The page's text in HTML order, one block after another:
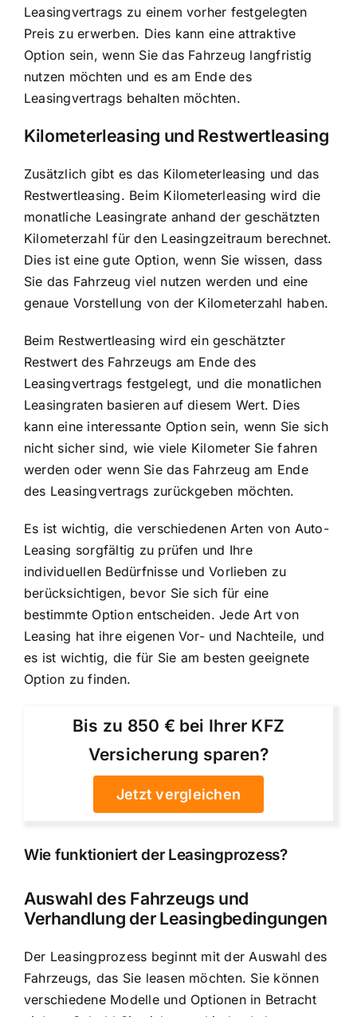
Leasingvertrags zu einem vorher festgelegten
Preis zu erwerben. Dies kann eine attraktive
Option sein, wenn Sie das Fahrzeug langfristig
nutzen möchten und es am Ende des
Leasingvertrags behalten möchten.
Kilometerleasing und Restwertleasing
Zusätzlich gibt es das Kilometerleasing und das
Restwertleasing. Beim Kilometerleasing wird die
monatliche Leasingrate anhand der geschätzten
Kilometerzahl für den Leasingzeitraum berechnet.
Dies ist eine gute Option, wenn Sie wissen, dass
Sie das Fahrzeug viel nutzen werden und eine
genaue Vorstellung von der Kilometerzahl haben.
Beim Restwertleasing wird ein geschätzter
Restwert des Fahrzeugs am Ende des
Leasingvertrags festgelegt, und die monatlichen
Leasingraten basieren auf diesem Wert. Dies
kann eine interessante Option sein, wenn Sie sich
nicht sicher sind, wie viele Kilometer Sie fahren
werden oder wenn Sie das Fahrzeug am Ende
des Leasingvertrags zurückgeben möchten.
Es ist wichtig, die verschiedenen Arten von Auto-
Leasing sorgfältig zu prüfen und Ihre
individuellen Bedürfnisse und Vorlieben zu
berücksichtigen, bevor Sie sich für eine
bestimmte Option entscheiden. Jede Art von
Leasing hat ihre eigenen Vor- und Nachteile, und
es ist wichtig, die für Sie am besten geeignete
Option zu finden.
Bis zu 850 € bei Ihrer KFZ
Versicherung sparen?
Jetzt vergleichen
Wie funktioniert der Leasingprozess?
Auswahl des Fahrzeugs und
Verhandlung der Leasingbedingungen
Der Leasingprozess beginnt mit der Auswahl des
Fahrzeugs, das Sie leasen möchten. Sie können
verschiedene Modelle und Optionen in Betracht